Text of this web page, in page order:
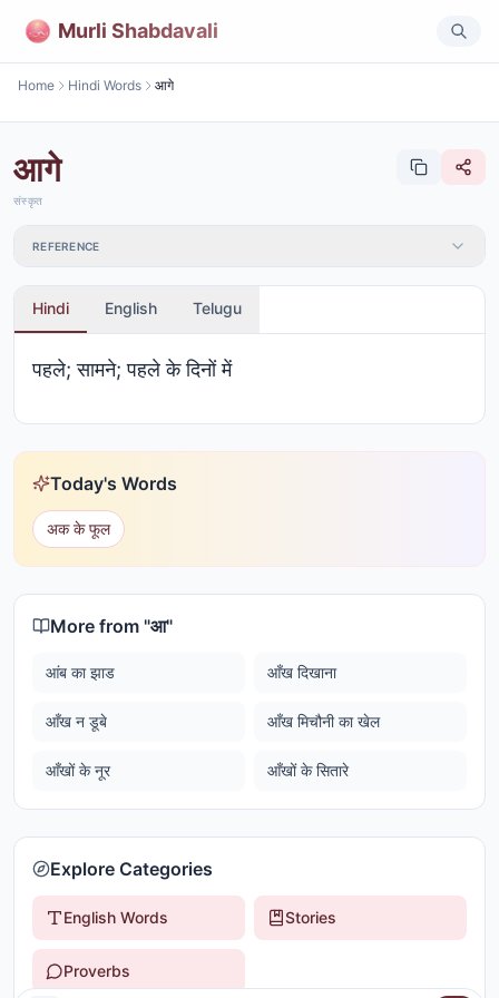
Murli Shabdavali
Home Hindi Words आगे
आगे
संस्कृत
REFERENCE
Hindi English Telugu
पहले; सामने; पहले के दिनों में
Today's Words
अक के फूल
More from "आ"
आंब का झाड आँख दिखाना
आँख न डूबे आँख मिचौनी का खेल
आँखों के नूर आँखों के सितारे
Explore Categories
English Words Stories
Proverbs